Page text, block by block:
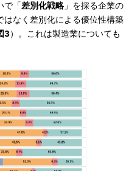
で「差別化戦略 」を採る企業の
なく差別化による優位性構築
3）。これは製造業についても